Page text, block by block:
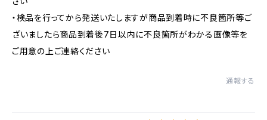
・検品を行ってから発送いたしますが商品到着時に不良箇所等ご
ざいましたら商品到着後7日以内に不良箇所がわかる画像等を
ご用意の上ご連絡ください
通報する